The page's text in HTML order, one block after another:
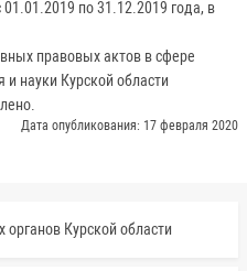
01.01.2019 по 31.12.2019 года, в
правовых актов в сфере
и науки Курской области
Дата опубликования: 17 февраля 2020
органов Курской области